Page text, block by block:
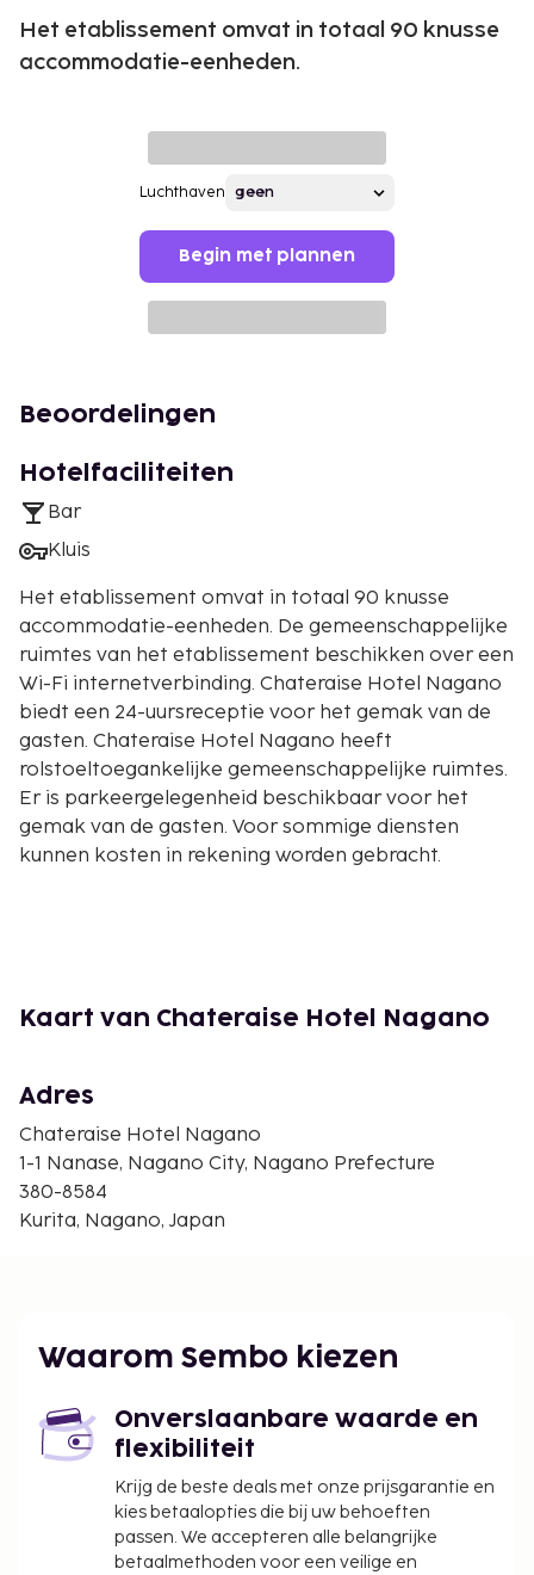
Het etablissement omvat in totaal 90 knusse
accommodatie-eenheden.
Luchthaven
Begin met plannen
Beoordelingen
Hotelfaciliteiten
Bar
Kluis
Het etablissement omvat in totaal 90 knusse
accommodatie-eenheden. De gemeenschappelijke
ruimtes van het etablissement beschikken over een
Wi-Fi internetverbinding. Chateraise Hotel Nagano
biedt een 24-uursreceptie voor het gemak van de
gasten. Chateraise Hotel Nagano heeft
rolstoeltoegankelijke gemeenschappelijke ruimtes.
Er is parkeergelegenheid beschikbaar voor het
gemak van de gasten. Voor sommige diensten
kunnen kosten in rekening worden gebracht.
Kaart van Chateraise Hotel Nagano
Adres
Chateraise Hotel Nagano
1-1 Nanase, Nagano City, Nagano Prefecture
380-8584
Kurita, Nagano, Japan
Waarom Sembo kiezen
Onverslaanbare waarde en
flexibiliteit
Krijg de beste deals met onze prijsgarantie en
kies betaalopties die bij uw behoeften
passen. We accepteren alle belangrijke
betaalmethoden voor een veilige en